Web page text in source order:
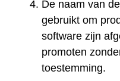
De naam van
gebruikt om
software zijn
promoten
toestemming.